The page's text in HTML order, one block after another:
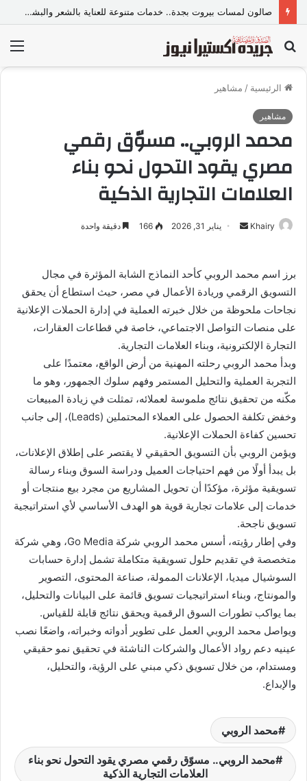
صالون لمسات بيروت بجدة.. خدمات متنوعة للعناية بالشعر والبشرة وإطلالة المرأة
بحث
عن
الرئيسية / مشاهير
مشاهير
محمد الروبي.. مسوّق رقمي
مصري يقود التحول نحو بناء
العلامات التجارية الذكية
Khairy
ل
ب
ر
ي
ك
ت
ر
ن
ي
ا
يناير 31, 2026 166 دقيقة واحدة
برز اسم محمد الروبي كأحد النماذج الشابة المؤثرة في مجال
التسويق الرقمي وريادة الأعمال في مصر، حيث استطاع أن يحقق
نجاحات ملحوظة من خلال خبرته العملية في إدارة الحملات الإعلانية
على منصات التواصل الاجتماعي، خاصة في قطاعات العقارات،
التجارة الإلكترونية، وبناء العلامات التجارية.
وبدأ محمد الروبي رحلته المهنية من أرض الواقع، معتمدًا على
التجربة العملية والتحليل المستمر وفهم سلوك الجمهور، وهو ما
مكّنه من تحقيق نتائج ملموسة لعملائه، تمثلت في زيادة المبيعات
وخفض تكلفة الحصول على العملاء المحتملين (Leads)، إلى جانب
تحسين كفاءة الحملات الإعلانية.
ويؤمن الروبي بأن التسويق الحقيقي لا يقتصر على إطلاق الإعلانات،
بل يبدأ أولًا من فهم احتياجات العميل ودراسة السوق وبناء رسالة
تسويقية مؤثرة، مؤكدًا أن تحويل المشاريع من مجرد بيع منتجات أو
خدمات إلى علامات تجارية قوية هو الهدف الأساسي لأي استراتيجية
تسويق ناجحة.
وفي إطار رؤيته، أسس محمد الروبي شركة Go Media، وهي شركة
متخصصة في تقديم حلول تسويقية متكاملة تشمل إدارة حسابات
السوشيال ميديا، الإعلانات الممولة، صناعة المحتوى، التصوير
والمونتاج، وبناء استراتيجيات تسويق قائمة على البيانات والتحليل،
بما يواكب تطورات السوق الرقمية ويحقق نتائج قابلة للقياس.
ويواصل محمد الروبي العمل على تطوير أدواته وخبراته، واضعًا نصب
عينيه دعم رواد الأعمال والشركات الناشئة في تحقيق نمو حقيقي
ومستدام، من خلال تسويق ذكي مبني على الرؤية، والتحليل،
والإبداع.
محمد الروبي
محمد الروبي.. مسوّق رقمي مصري يقود التحول نحو بناء
العلامات التجارية الذكية